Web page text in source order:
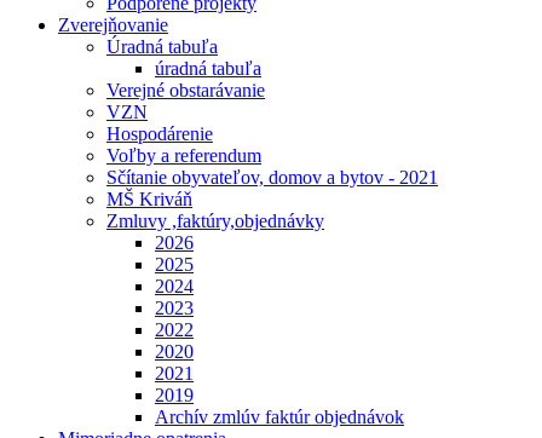
Zverejňovanie
Úradná tabuľa
úradná tabuľa
Verejné obstarávanie
VZN
Hospodárenie
Voľby a referendum
Sčítanie obyvateľov, domov a bytov - 2021
MŠ Kriváň
Zmluvy ,faktúry,objednávky
2026
2025
2024
2023
2022
2020
2021
2019
Archív zmlúv faktúr objednávok